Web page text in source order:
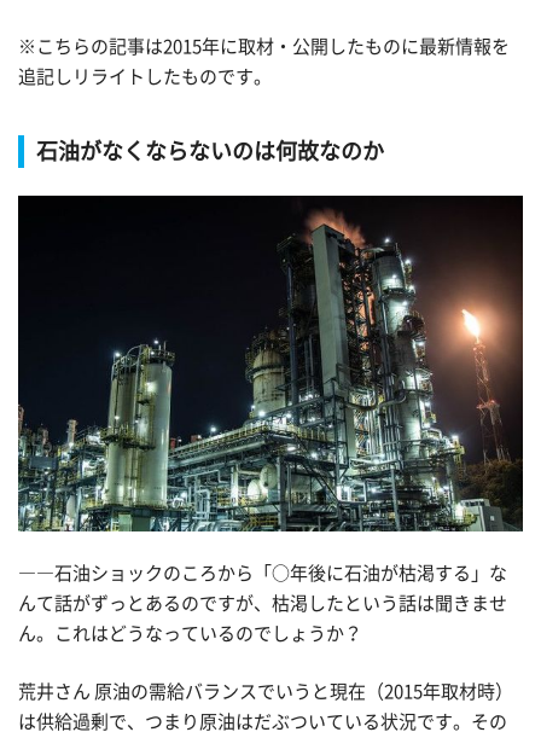
※こちらの記事は2015年に取材・公開したものに最新情報を
追記しリライトしたものです。
石油がなくならないのは何故なのか
――石油ショックのころから「○年後に石油が枯渇する」な
んて話がずっとあるのですが、枯渇したという話は聞きませ
ん。これはどうなっているのでしょうか？
荒井さん 原油の需給バランスでいうと現在（2015年取材時）
は供給過剰で、つまり原油はだぶついている状況です。その